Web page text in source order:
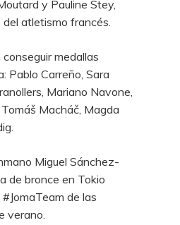
y Pauline Stey,
atletismo francés.
medallas
Pablo Carreño, Sara
Mariano Navone,
Macháč, Magda
Miguel Sánchez-
de bronce en Tokio
de las
verano.